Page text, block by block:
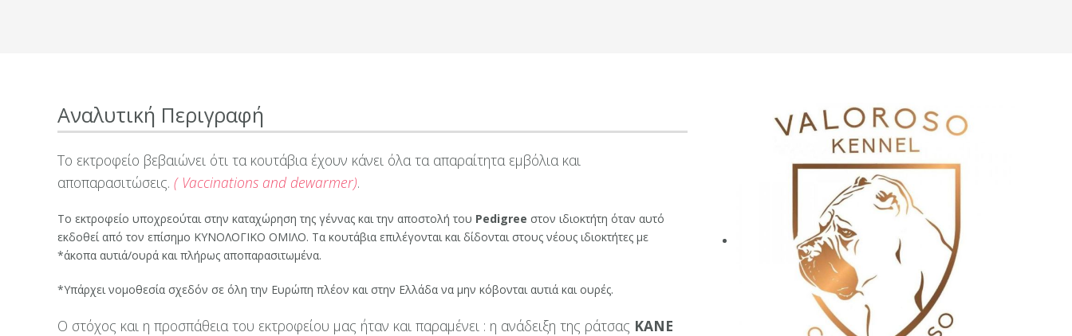
Αναλυτική Περιγραφή
Το εκτροφείο βεβαιώνει ότι τα κουτάβια έχουν κάνει όλα τα απαραίτητα εμβόλια και
αποπαρασιτώσεις. ( Vaccinations and dewarmer).
Το εκτροφείο υποχρεούται στην καταχώρηση της γέννας και την αποστολή του Pedigree στον ιδιοκτήτη όταν αυτό
εκδοθεί από τον επίσημο ΚΥΝΟΛΟΓΙΚΟ ΟΜΙΛΟ. Τα κουτάβια επιλέγονται και δίδονται στους νέους ιδιοκτήτες με
*άκοπα αυτιά/ουρά και πλήρως αποπαρασιτωμένα.
*Υπάρχει νομοθεσία σχεδόν σε όλη την Ευρώπη πλέον και στην Ελλάδα να μην κόβονται αυτιά και ουρές.
Ο στόχος και η προσπάθεια του εκτροφείου μας ήταν και παραμένει : η ανάδειξη της ράτσας ΚΑΝΕ